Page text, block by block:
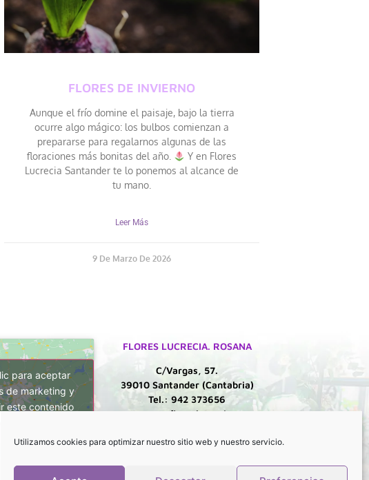
Utilizamos cookies para optimizar nuestro sitio web y nuestro servicio.
FLORES DE INVIERNO
Aunque el frío domine el paisaje, bajo la tierra
ocurre algo mágico: los bulbos comienzan a
prepararse para regalarnos algunas de las
floraciones más bonitas del año.
Y en Flores
Lucrecia Santander te lo ponemos al alcance de
tu mano.
Leer Más
9 De Marzo De 2026
para aceptar
de marketing y
este contenido
FLORES LUCRECIA. ROSANA
C/Vargas, 57.
39010 Santander (Cantabria)
Tel.: 942 373656
rosana@floreslucrecia.es
Lunes a Viernes: